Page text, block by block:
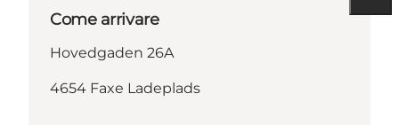
Come arrivare
Hovedgaden 26A
4654 Faxe Ladeplads